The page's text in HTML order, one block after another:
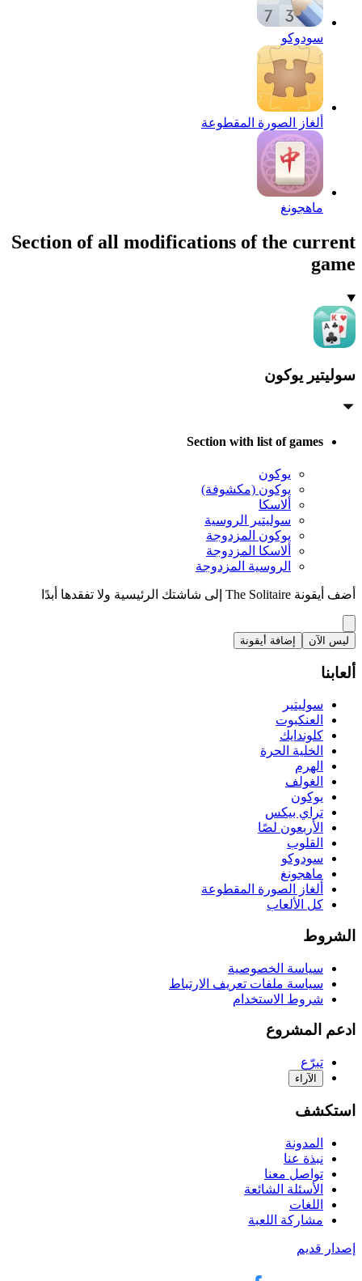
سودوكو
ألغاز الصورة المقطوعة
ماهجونغ
Section of all modifications of the current
game
سوليتير يوكون
Section with list of games
يوكون
يوكون (مكشوفة)
ألاسكا
سوليتير الروسية
يوكون المزدوجة
ألاسكا المزدوجة
الروسية المزدوجة
أضف أيقونة The Solitaire إلى شاشتك الرئيسية ولا تفقدها أبدًا
ليس الآن إضافة أيقونة
ألعابنا
سوليتير
العنكبوت
كلوندايك
الخلية الحرة
الهرم
الغولف
يوكون
تراي بيكس
الأربعون لصًا
القلوب
سودوكو
ماهجونغ
ألغاز الصورة المقطوعة
كل الألعاب
الشروط
سياسة الخصوصية
سياسة ملفات تعريف الارتباط
شروط الاستخدام
ادعم المشروع
تبرّع
الآراء
استكشف
المدونة
نبذة عنا
تواصل معنا
الأسئلة الشائعة
اللغات
مشاركة اللعبة
إصدار قديم